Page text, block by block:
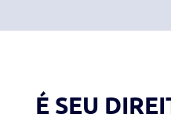
É SEU